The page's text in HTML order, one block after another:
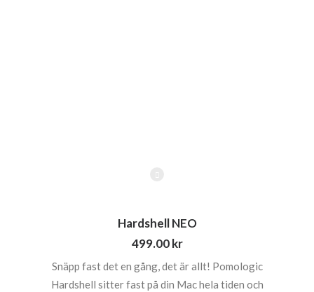
Hardshell NEO
499.00kr
Snäpp fast det en gång, det är allt! Pomologic
Hardshell sitter fast på din Mac hela tiden och